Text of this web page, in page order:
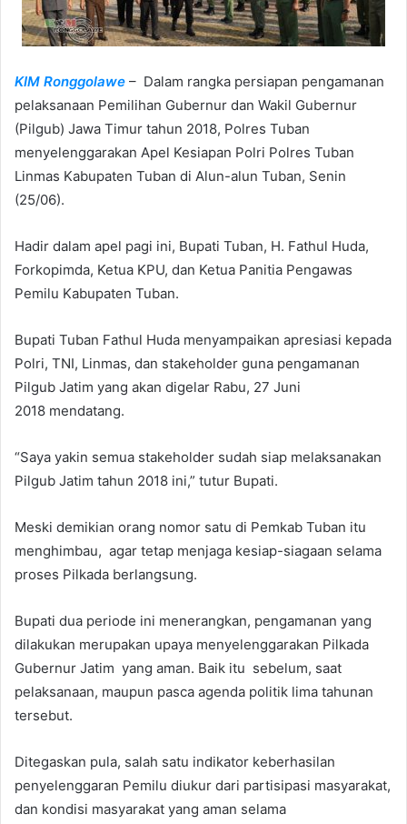
KIM Ronggolawe – Dalam rangka persiapan pengamanan
pelaksanaan Pemilihan Gubernur dan Wakil Gubernur
(Pilgub) Jawa Timur tahun 2018, Polres Tuban
menyelenggarakan Apel Kesiapan Polri Polres Tuban
Linmas Kabupaten Tuban di Alun-alun Tuban, Senin
(25/06).
Hadir dalam apel pagi ini, Bupati Tuban, H. Fathul Huda,
Forkopimda, Ketua KPU, dan Ketua Panitia Pengawas
Pemilu Kabupaten Tuban.
Bupati Tuban Fathul Huda menyampaikan apresiasi kepada
Polri, TNI, Linmas, dan stakeholder guna pengamanan
Pilgub Jatim yang akan digelar Rabu, 27 Juni
2018 mendatang.
“Saya yakin semua stakeholder sudah siap melaksanakan
Pilgub Jatim tahun 2018 ini,” tutur Bupati.
Meski demikian orang nomor satu di Pemkab Tuban itu
menghimbau, agar tetap menjaga kesiap-siagaan selama
proses Pilkada berlangsung.
Bupati dua periode ini menerangkan, pengamanan yang
dilakukan merupakan upaya menyelenggarakan Pilkada
Gubernur Jatim yang aman. Baik itu sebelum, saat
pelaksanaan, maupun pasca agenda politik lima tahunan
tersebut.
Ditegaskan pula, salah satu indikator keberhasilan
penyelenggaran Pemilu diukur dari partisipasi masyarakat,
dan kondisi masyarakat yang aman selama